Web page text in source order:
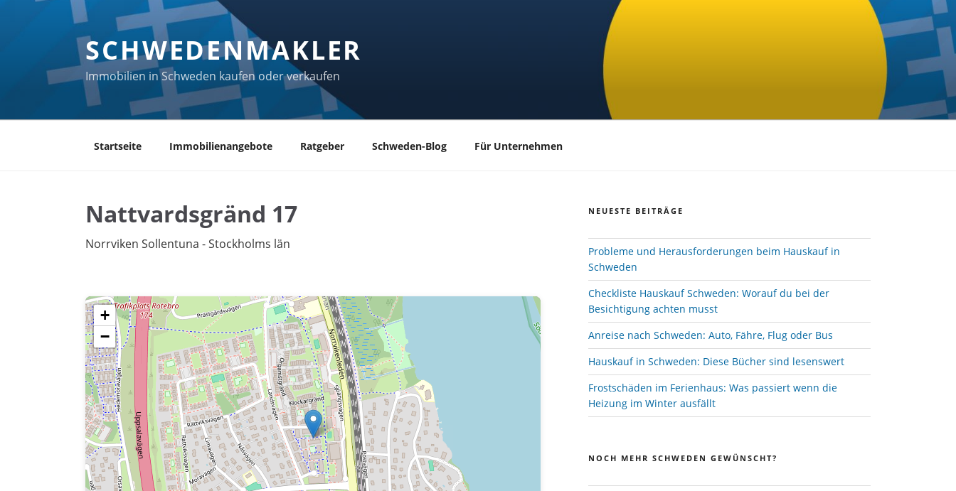
SCHWEDENMAKLER
Immobilien in Schweden kaufen oder verkaufen
Startseite Immobilienangebote Ratgeber Schweden-Blog Für Unternehmen
Nattvardsgränd 17
Norrviken Sollentuna - Stockholms län
+
−
NEUESTE BEITRÄGE
Probleme und Herausforderungen beim Hauskauf in
Schweden
Checkliste Hauskauf Schweden: Worauf du bei der
Besichtigung achten musst
Anreise nach Schweden: Auto, Fähre, Flug oder Bus
Hauskauf in Schweden: Diese Bücher sind lesenswert
Frostschäden im Ferienhaus: Was passiert wenn die
Heizung im Winter ausfällt
NOCH MEHR SCHWEDEN GEWÜNSCHT?